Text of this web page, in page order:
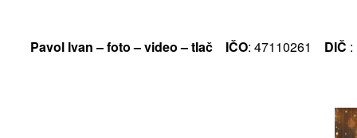
Pavol Ivan – foto – video – tlač IČO: 47110261 DIČ